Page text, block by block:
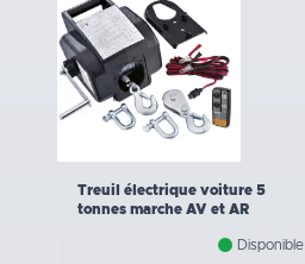
Treuil électrique voiture 5
tonnes marche AV et AR
Disponible